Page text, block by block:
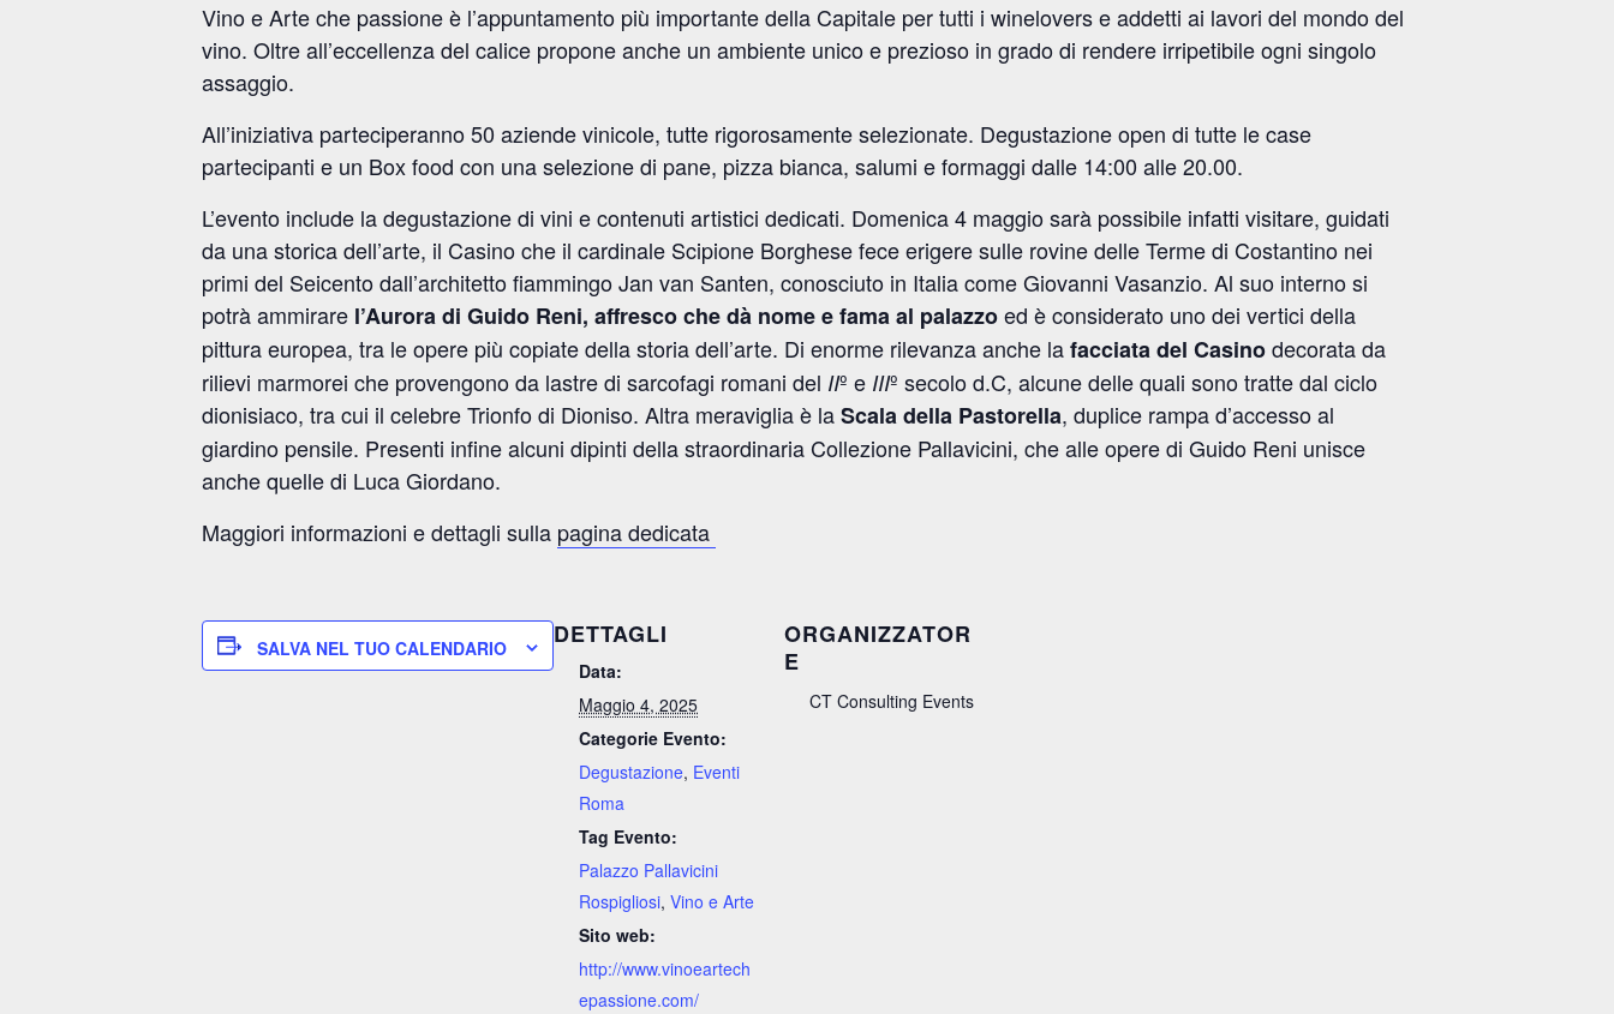
Vino e Arte che passione è l’appuntamento più importante della Capitale per tutti i winelovers e addetti ai lavori del mondo del
vino. Oltre all’eccellenza del calice propone anche un ambiente unico e prezioso in grado di rendere irripetibile ogni singolo
assaggio.
All’iniziativa parteciperanno 50 aziende vinicole, tutte rigorosamente selezionate. Degustazione open di tutte le case
partecipanti e un Box food con una selezione di pane, pizza bianca, salumi e formaggi dalle 14:00 alle 20.00.
L’evento include la degustazione di vini e contenuti artistici dedicati. Domenica 4 maggio sarà possibile infatti visitare, guidati
da una storica dell’arte, il Casino che il cardinale Scipione Borghese fece erigere sulle rovine delle Terme di Costantino nei
primi del Seicento dall’architetto fiammingo Jan van Santen, conosciuto in Italia come Giovanni Vasanzio. Al suo interno si
potrà ammirare l’Aurora di Guido Reni, affresco che dà nome e fama al palazzoed è considerato uno dei vertici della
pittura europea, tra le opere più copiate della storia dell’arte. Di enorme rilevanza anche lafacciata del Casinodecorata da
rilievi marmorei che provengono da lastre di sarcofagi romani del IIº e IIIº secolo d.C, alcune delle quali sono tratte dal ciclo
dionisiaco, tra cui il celebre Trionfo di Dioniso. Altra meraviglia è laScala della Pastorella, duplice rampa d’accesso al
giardino pensile. Presenti infine alcuni dipinti della straordinaria Collezione Pallavicini, che alle opere di Guido Reni unisce
anche quelle di Luca Giordano.
Maggiori informazioni e dettagli sulla pagina dedicata
SALVA NEL TUO CALENDARIO DETTAGLI
Data:
Maggio 4, 2025
Categorie Evento:
Degustazione, Eventi
Roma
Tag Evento:
Palazzo Pallavicini
Rospigliosi, Vino e Arte
Sito web:
http://www.vinoeartech
epassione.com/
ORGANIZZATOR
E
CT Consulting Events